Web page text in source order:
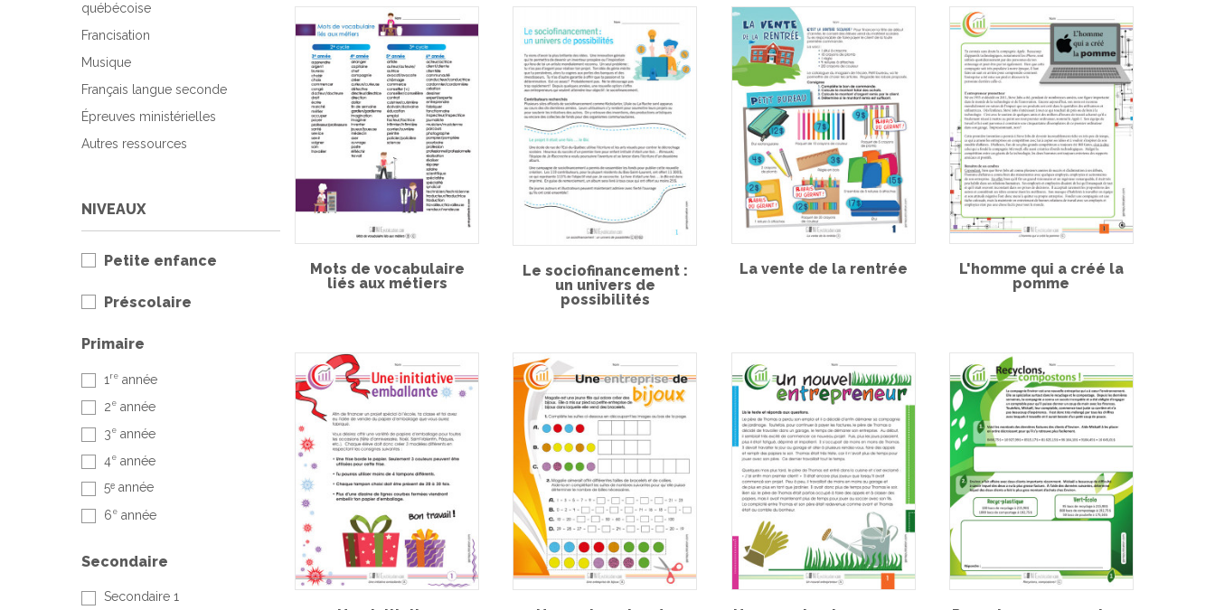
québécoise
Francisation
Musique
Français langue seconde
Épreuves ministérielles
Autres ressources
NIVEAUX
Petite enfance
Préscolaire
Primaire
1 re année
2 e année
3 e année
4e année
5ᵉ année
6 e année
Secondaire
Secondaire 1
Mots de vocabulaire
liés aux métiers
Le sociofinancement :
un univers de
possibilités
La vente de la rentrée
L'homme qui a créé la
pomme